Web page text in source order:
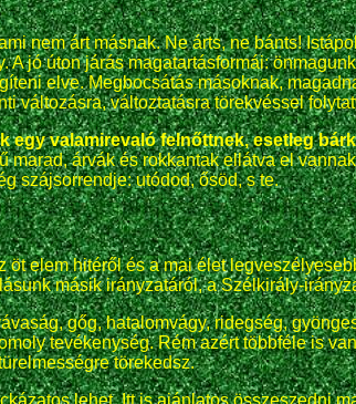
nem árt másnak. Ne árts, ne bánts!
A jó úton járás magatartásformái:
elve. Megbocsátás másoknak,
változásra, változtatásra törekvéssel
egy valamirevaló felnőttnek, esetleg
marad, árvák és rokkantak ellátva el
szájsorrendje: utódod, ősöd, s te.
öt elem hitéről és a mai élet
másik irányzatáról, a Szélkirály-
gőg, hatalomvágy, ridegség,
tevékenység. Rém azért többféle is
törekedsz.